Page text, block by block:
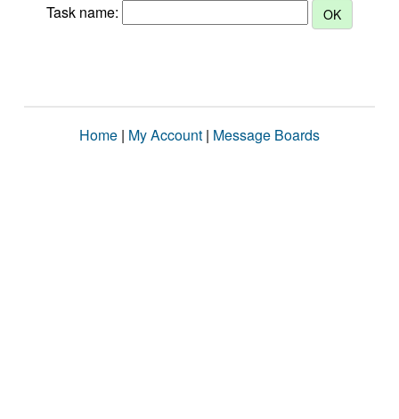
Task name:
Home | My Account | Message Boards